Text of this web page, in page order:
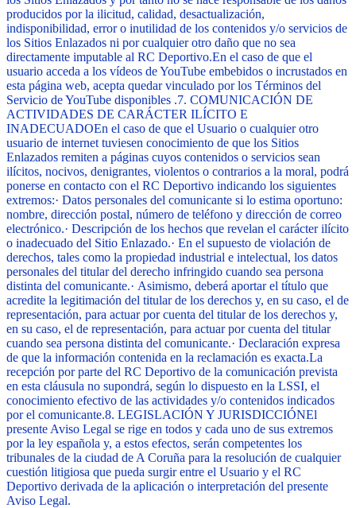
producidos por la ilicitud, calidad, desactualización,
indisponibilidad, error o inutilidad de los contenidos y/o servicios de
los Sitios Enlazados ni por cualquier otro daño que no sea
directamente imputable al RC Deportivo.En el caso de que el
usuario acceda a los vídeos de YouTube embebidos o incrustados en
esta página web, acepta quedar vinculado por los Términos del
Servicio de YouTube disponibles .7. COMUNICACIÓN DE
ACTIVIDADES DE CARÁCTER ILÍCITO E
INADECUADOEn el caso de que el Usuario o cualquier otro
usuario de internet tuviesen conocimiento de que los Sitios
Enlazados remiten a páginas cuyos contenidos o servicios sean
ilícitos, nocivos, denigrantes, violentos o contrarios a la moral, podrá
ponerse en contacto con el RC Deportivo indicando los siguientes
extremos:· Datos personales del comunicante si lo estima oportuno:
nombre, dirección postal, número de teléfono y dirección de correo
electrónico.· Descripción de los hechos que revelan el carácter ilícito
o inadecuado del Sitio Enlazado.· En el supuesto de violación de
derechos, tales como la propiedad industrial e intelectual, los datos
personales del titular del derecho infringido cuando sea persona
distinta del comunicante.· Asimismo, deberá aportar el título que
acredite la legitimación del titular de los derechos y, en su caso, el de
representación, para actuar por cuenta del titular de los derechos y,
en su caso, el de representación, para actuar por cuenta del titular
cuando sea persona distinta del comunicante.· Declaración expresa
de que la información contenida en la reclamación es exacta.La
recepción por parte del RC Deportivo de la comunicación prevista
en esta cláusula no supondrá, según lo dispuesto en la LSSI, el
conocimiento efectivo de las actividades y/o contenidos indicados
por el comunicante.8. LEGISLACIÓN Y JURISDICCIÓNEl
presente Aviso Legal se rige en todos y cada uno de sus extremos
por la ley española y, a estos efectos, serán competentes los
tribunales de la ciudad de A Coruña para la resolución de cualquier
cuestión litigiosa que pueda surgir entre el Usuario y el RC
Deportivo derivada de la aplicación o interpretación del presente
Aviso Legal.